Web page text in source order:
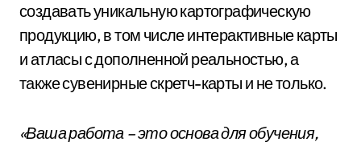
создавать уникальную картографическую
продукцию, в том числе интерактивные карты
и атласы с дополненной реальностью, а
также сувенирные скретч-карты и не только.
«Ваша работа – это основа для обучения,